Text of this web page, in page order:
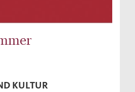
KULTUR